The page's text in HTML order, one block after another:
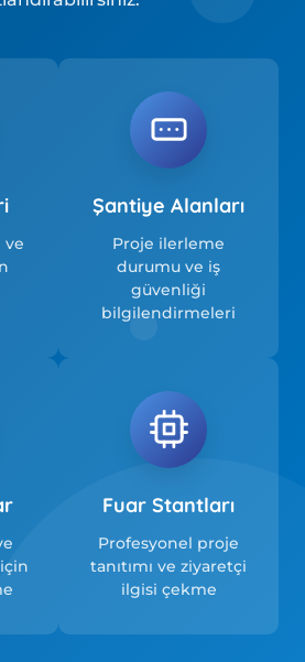
ve
Şantiye Alanları
Proje ilerleme
durumu ve iş
güvenliği
bilgilendirmeleri
Fuar Stantları
Profesyonel proje
tanıtımı ve ziyaretçi
ilgisi çekme